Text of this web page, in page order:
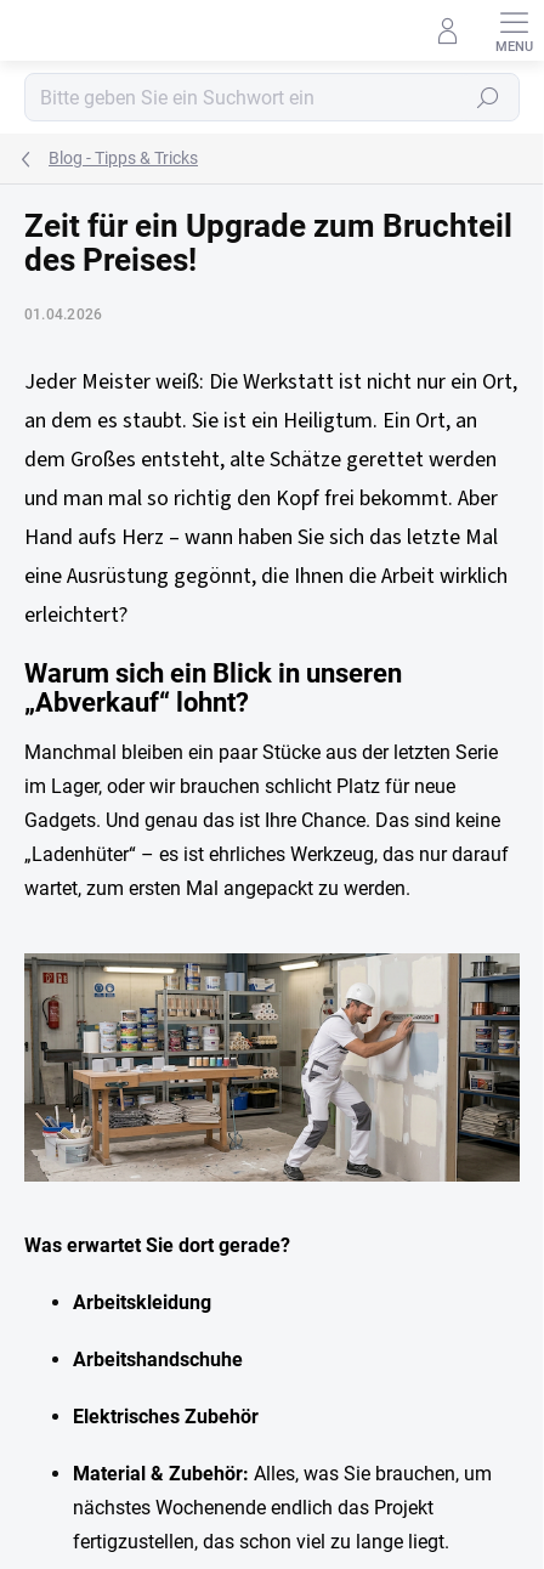
Suchen
Blog - Tipps & Tricks
Zeit für ein Upgrade zum Bruchteil
des Preises!
01.04.2026
Jeder Meister weiß: Die Werkstatt ist nicht nur ein Ort,
an dem es staubt. Sie ist ein Heiligtum. Ein Ort, an
dem Großes entsteht, alte Schätze gerettet werden
und man mal so richtig den Kopf frei bekommt. Aber
Hand aufs Herz – wann haben Sie sich das letzte Mal
eine Ausrüstung gegönnt, die Ihnen die Arbeit wirklich
erleichtert?
Warum sich ein Blick in unseren
„Abverkauf“ lohnt?
Manchmal bleiben ein paar Stücke aus der letzten Serie
im Lager, oder wir brauchen schlicht Platz für neue
Gadgets. Und genau das ist Ihre Chance. Das sind keine
„Ladenhüter“ – es ist ehrliches Werkzeug, das nur darauf
wartet, zum ersten Mal angepackt zu werden.
Was erwartet Sie dort gerade?
Arbeitskleidung
Arbeitshandschuhe
Elektrisches Zubehör
Material & Zubehör: Alles, was Sie brauchen, um
nächstes Wochenende endlich das Projekt
fertigzustellen, das schon viel zu lange liegt.